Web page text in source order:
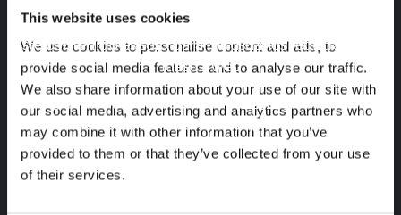
This website uses cookies
We use cookies to personalise content and ads, to
provide social media features and to analyse our traffic.
We also share information about your use of our site with
our social media, advertising and analytics partners who
may combine it with other information that you’ve
provided to them or that they’ve collected from your use
of their services.
Este contenido es solo para los usuarios registrados en
nuestra web.
Regístrate haciendo clic en el Login
y disfruta de
contenido exclusivo para ti.